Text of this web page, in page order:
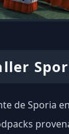
de Sporia